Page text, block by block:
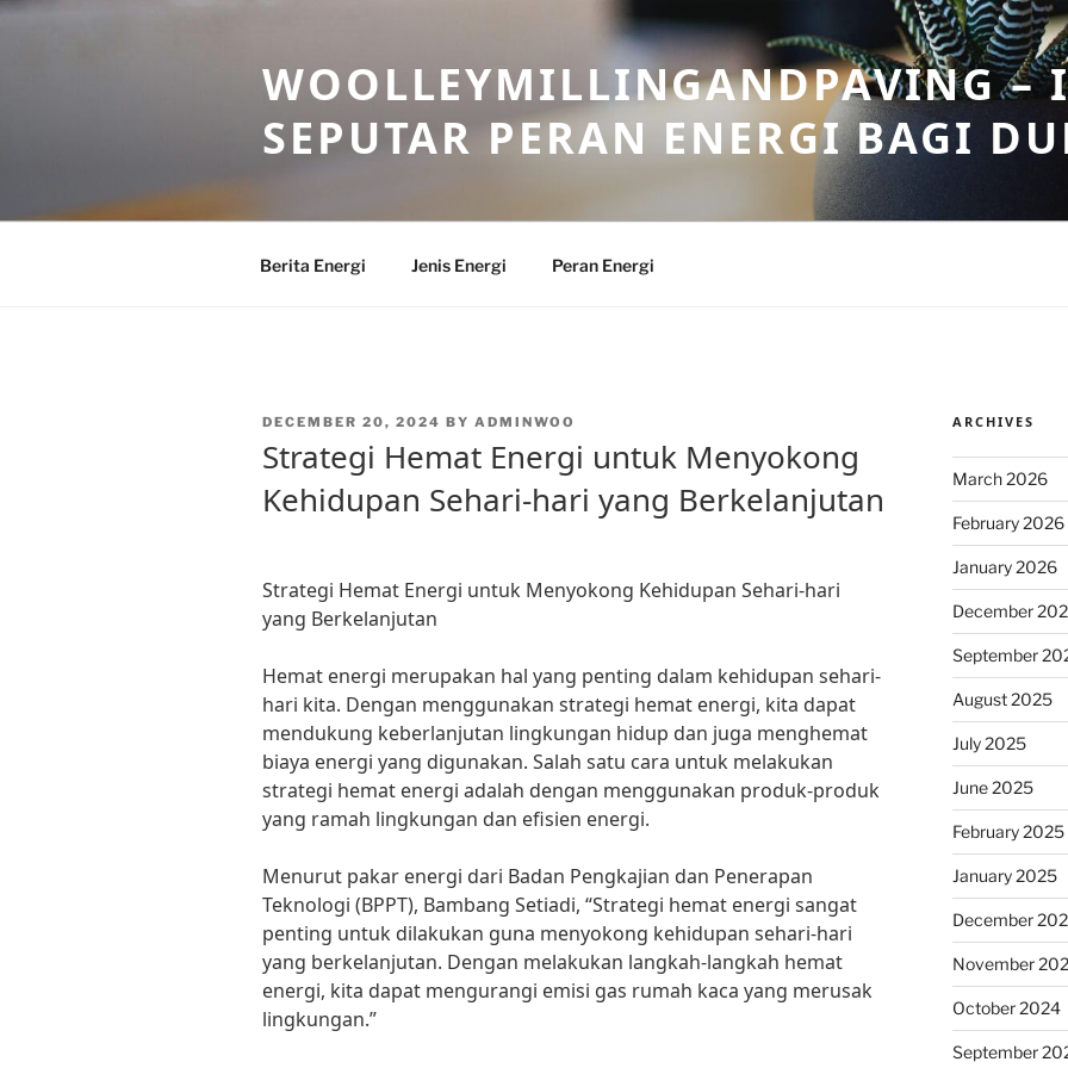
Skip
WOOLLEYMILLINGANDPAVING –
SEPUTAR PERAN ENERGI BAGI
Berita Energi Jenis Energi Peran Energi
POSTED
DECEMBER 20, 2024 BY ADMINWOO
Strategi Hemat Energi untuk Menyokong
Kehidupan Sehari-hari yang Berkelanjutan
Strategi Hemat Energi untuk Menyokong Kehidupan Sehari-hari
yang Berkelanjutan
Hemat energi merupakan hal yang penting dalam kehidupan sehari-
hari kita. Dengan menggunakan strategi hemat energi, kita dapat
mendukung keberlanjutan lingkungan hidup dan juga menghemat
biaya energi yang digunakan. Salah satu cara untuk melakukan
strategi hemat energi adalah dengan menggunakan produk-produk
yang ramah lingkungan dan efisien energi.
Menurut pakar energi dari Badan Pengkajian dan Penerapan
Teknologi (BPPT), Bambang Setiadi, “Strategi hemat energi sangat
penting untuk dilakukan guna menyokong kehidupan sehari-hari
yang berkelanjutan. Dengan melakukan langkah-langkah hemat
energi, kita dapat mengurangi emisi gas rumah kaca yang merusak
lingkungan.”
ARCHIVES
March 2026
February 2026
January 2026
December
September
August 2025
July 2025
June 2025
February 2025
January 2025
December
November
October 2024
September